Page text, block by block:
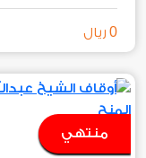
0 ريال
منتهي